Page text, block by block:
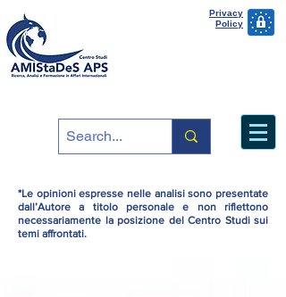
Privacy
Policy
*Le opinioni espresse nelle analisi sono presentate
dall’Autore a titolo personale e non riflettono
necessariamente la posizione del Centro Studi sui
temi affrontati.